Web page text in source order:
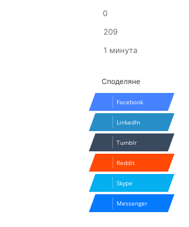
0
209
1 минута
Споделяне
Facebook
LinkedIn
Tumblr
Reddit
Skype
Messenger